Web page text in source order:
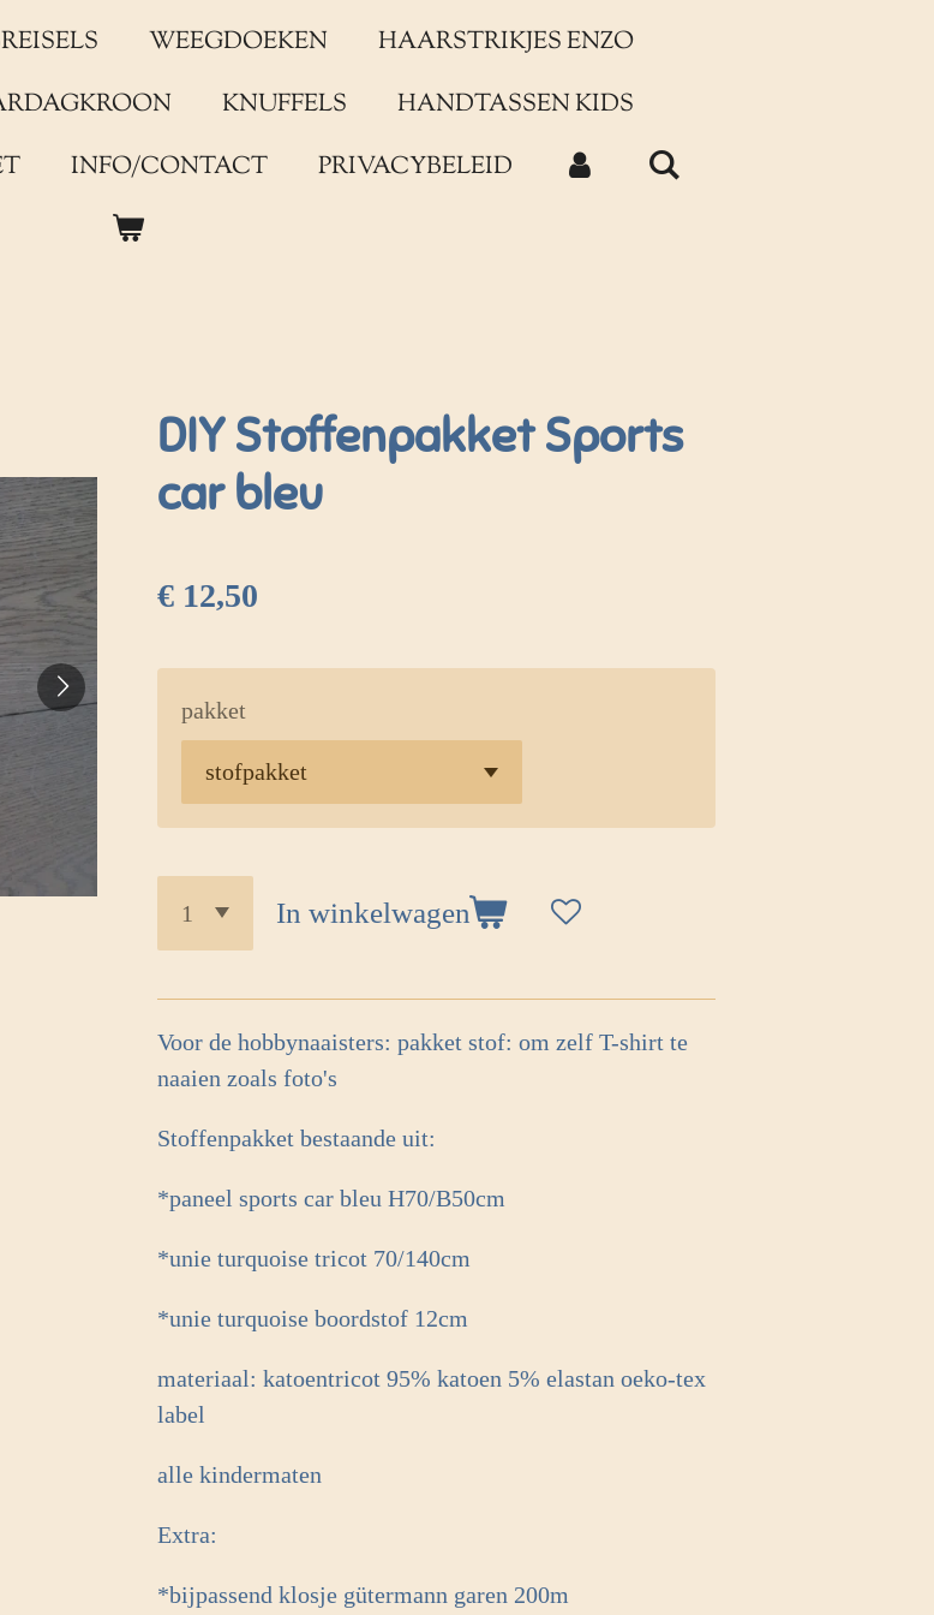
WEEGDOEKEN
HAARSTRIKJES ENZO
KNUFFELS
HANDTASSEN KIDS
INFO/CONTACT PRIVACYBELEID
DIY Stoffenpakket Sports
car bleu
€ 12,50
pakket
In winkelwagen
Voor de hobbynaaisters: pakket stof: om zelf T-shirt te
naaien zoals foto's
Stoffenpakket bestaande uit:
*paneel sports car bleu H70/B50cm
*unie turquoise tricot 70/140cm
*unie turquoise boordstof 12cm
materiaal: katoentricot 95% katoen 5% elastan oeko-tex
label
alle kindermaten
Extra:
*bijpassend klosje gütermann garen 200m